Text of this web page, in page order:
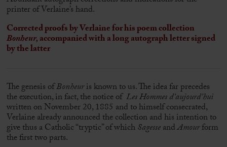
printer of Verlaine’s hand.
Corrected proofs by Verlaine for his poem collection
Bonheur,accompanied with a long autograph letter signed
by the latter
The genesis ofBonheuris known to us. The idea far precedes
the execution, in fact, the notice ofLes Hommes d’aujourd’hui
written on November 20, 1885 and to himself consecrated,
Verlaine already announced the collection and his intention to
give thus a Catholic “tryptic” of whichSagesseandAmourform
the first two parts.